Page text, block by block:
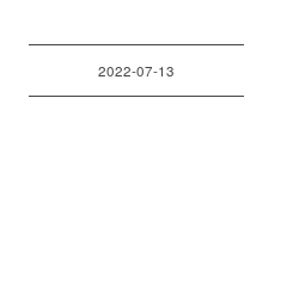
2022-07-13